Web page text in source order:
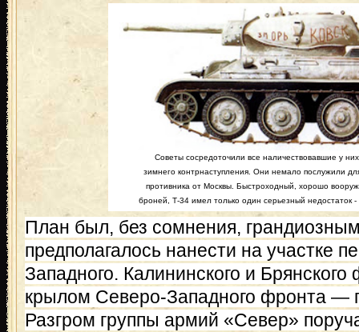
Советы сосредоточили все наличествовавшие у
зимнего контрнаступления. Они немало послужили
противника от Москвы. Быстроходный, хорошо
броней, Т-34 имел только один серьезный недостаток -
План был, без сомнения,
предполагалось нанести на участке
Западного. Калининского и
крылом Северо-Западного фронта —
Разгром группы армий «Север»